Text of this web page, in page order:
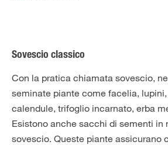
Sovescio classico
Con la pratica chiamata sovescio,
seminate piante come facelia,
calendule, trifoglio incarnato, erba
Esistono anche sacchi di sementi in
sovescio. Queste piante assicurano